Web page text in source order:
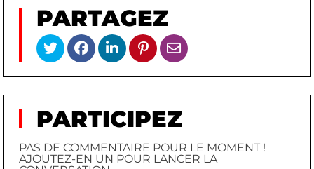
PARTAGEZ
PARTICIPEZ
PAS DE COMMENTAIRE POUR LE MOMENT !
AJOUTEZ-EN UN POUR LANCER LA